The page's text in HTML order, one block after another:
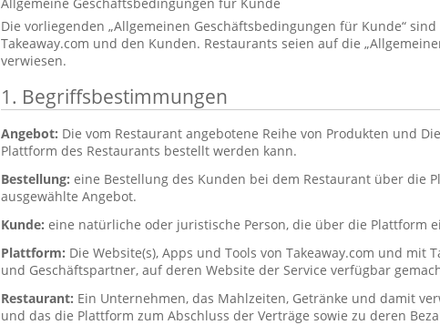
Die vorliegenden „Allgemeinen Geschäftsbedingungen für Kunde“
Takeaway.com und den Kunden. Restaurants seien auf die
verwiesen.
1. Begriffsbestimmungen
Angebot: Die vom Restaurant angebotene Reihe von Produkten und
Plattform des Restaurants bestellt werden kann.
Bestellung: eine Bestellung des Kunden bei dem Restaurant über die
ausgewählte Angebot.
Kunde: eine natürliche oder juristische Person, die über die Plattform
Plattform: Die Website(s), Apps und Tools von Takeaway.com und mit
und Geschäftspartner, auf deren Website der Service verfügbar
Restaurant: Ein Unternehmen, das Mahlzeiten, Getränke und damit
und das die Plattform zum Abschluss der Verträge sowie zu deren